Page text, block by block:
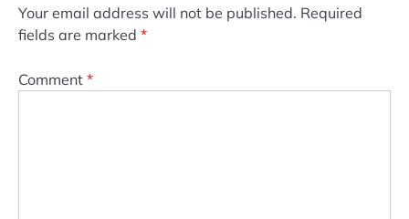
Your email address will not be published. Required
fields are marked *
Comment *